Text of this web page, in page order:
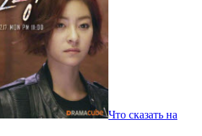
Что сказать на